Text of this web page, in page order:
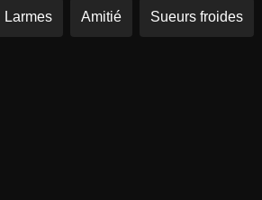
Larmes Amitié Sueurs froides